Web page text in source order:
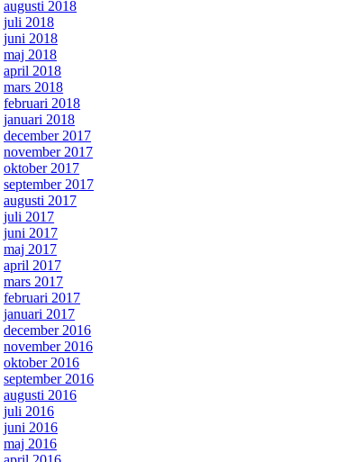
augusti 2018
juli 2018
juni 2018
maj 2018
april 2018
mars 2018
februari 2018
januari 2018
december 2017
november 2017
oktober 2017
september 2017
augusti 2017
juli 2017
juni 2017
maj 2017
april 2017
mars 2017
februari 2017
januari 2017
december 2016
november 2016
oktober 2016
september 2016
augusti 2016
juli 2016
juni 2016
maj 2016